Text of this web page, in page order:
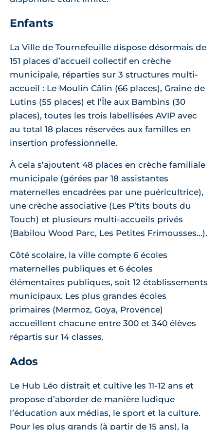
Enfants
La Ville de Tournefeuille dispose désormais de
151 places d’accueil collectif en crèche
municipale, réparties sur 3 structures multi-
accueil : Le Moulin Câlin (66 places), Graine de
Lutins (55 places) et l’Île aux Bambins (30
places), toutes les trois labellisées AVIP avec
au total 18 places réservées aux familles en
insertion professionnelle.
À cela s’ajoutent 48 places en crèche familiale
municipale (gérées par 18 assistantes
maternelles encadrées par une puéricultrice),
une crèche associative (Les P’tits bouts du
Touch) et plusieurs multi-accueils privés
(Babilou Wood Parc, Les Petites Frimousses…).
Côté scolaire, la ville compte 6 écoles
maternelles publiques et 6 écoles
élémentaires publiques, soit 12 établissements
municipaux. Les plus grandes écoles
primaires (Mermoz, Goya, Provence)
accueillent chacune entre 300 et 340 élèves
répartis sur 14 classes.
Ados
Le Hub Léo distrait et cultive les 11-12 ans et
propose d’aborder de manière ludique
l’éducation aux médias, le sport et la culture.
Pour les plus grands (à partir de 15 ans), la